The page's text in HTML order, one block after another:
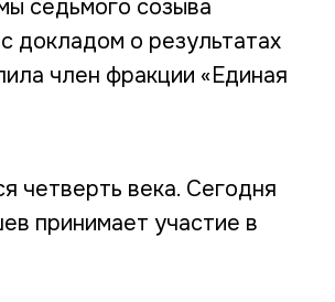
седьмого созыва
докладом о результатах
член фракции «Единая
четверть века. Сегодня
принимает участие в